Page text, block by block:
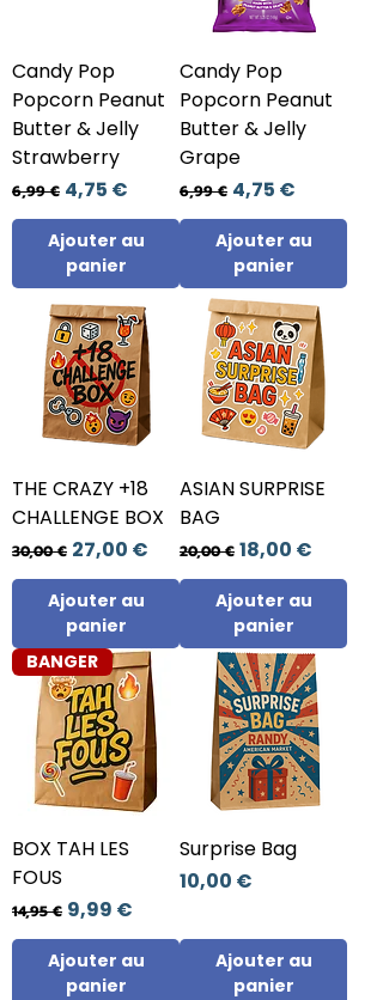
Candy Pop
Popcorn Peanut
Butter & Jelly
Strawberry
Prix original
6,99 € Prix promotionnel
4,75 €
Ajouter au
panier
Candy Pop
Popcorn Peanut
Butter & Jelly
Grape
Prix original
6,99 € Prix
4,75 €
Ajouter au
panier
THE CRAZY +18
CHALLENGE BOX
Prix original
30,00 € Prix promotionnel
27,00 €
Ajouter au
panier
ASIAN SURPRISE
BAG
Prix original
20,00 € Prix
18,00 €
Ajouter au
panier
BANGER
BOX TAH LES
FOUS
Prix original
14,95 € Prix promotionnel
9,99 €
Ajouter au
panier
Surprise Bag
Prix
10,00 €
Ajouter au
panier